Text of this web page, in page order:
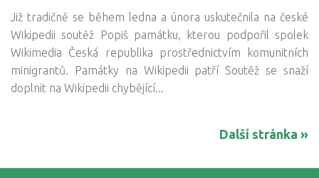
Již tradičně se během ledna a února uskutečnila na české
Wikipedii soutěž Popiš památku, kterou podpořil spolek
Wikimedia Česká republika prostřednictvím komunitních
minigrantů. Památky na Wikipedii patří Soutěž se snaží
doplnit na Wikipedii chybějící...
Další stránka »